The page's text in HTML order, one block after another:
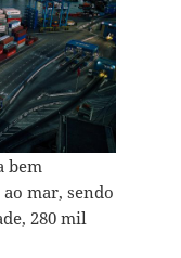
bem
mar, sendo
280 mil